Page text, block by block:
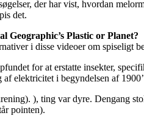
der har vist, hvordan
det.
Geographic’s Plastic or Planet?
i disse videoer om spiseligt
for at erstatte insekter,
elektricitet i begyndelsen af
), ting var dyre. Dengang
pointen).